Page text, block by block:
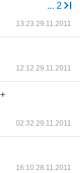
... 2
13:23 29.11.2011
12:12 29.11.2011
02:32 29.11.2011
16:10 28.11.2011